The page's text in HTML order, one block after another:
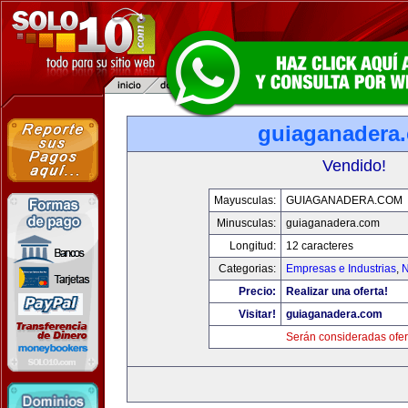
Vendido!
Mayusculas:
GUIAGANADERA.COM
Minusculas:
guiaganadera.com
Longitud:
12 caracteres
Categorias:
Empresas e Industrias,
Precio:
Realizar una oferta!
Visitar!
guiaganadera.com
Serán consideradas